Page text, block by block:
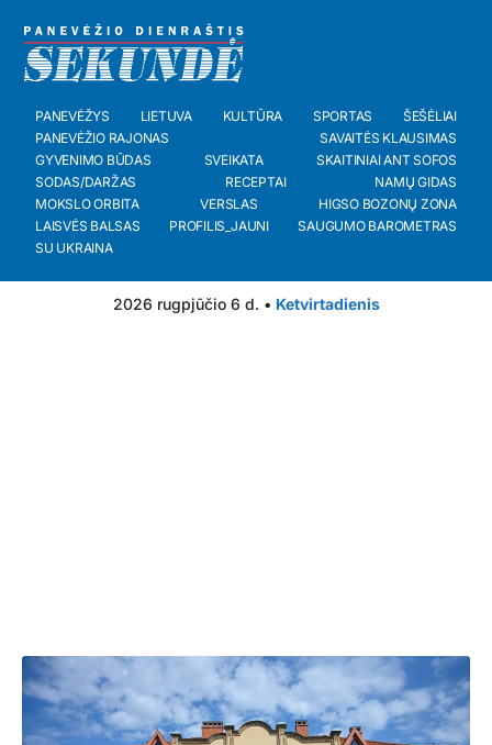
PANEVĖŽYS LIETUVA KULTŪRA SPORTAS
ŠEŠĖLIAI
PANEVĖŽIO RAJONAS
SAVAITĖS KLAUSIMAS
GYVENIMO BŪDAS
SVEIKATA
SKAITINIAI ANT SOFOS
SODAS/DARŽAS
RECEPTAI
NAMŲ GIDAS
MOKSLO ORBITA
VERSLAS
HIGSO BOZONŲ ZONA
LAISVĖS BALSAS
PROFILIS_JAUNI
SAUGUMO BAROMETRAS
SU UKRAINA
2026 rugpjūčio 6 d. • Ketvirtadienis